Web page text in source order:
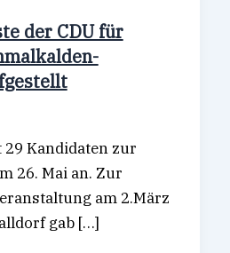
der CDU für
Kandidaten zur
26. Mai an. Zur
am 2.März
gab […]